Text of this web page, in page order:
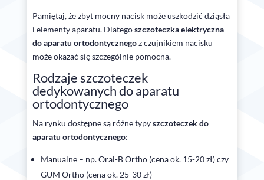
Pamiętaj, że zbyt mocny nacisk może uszkodzić dziąsła
i elementy aparatu. Dlategoszczoteczka elektryczna
do aparatu ortodontycznegoz czujnikiem nacisku
może okazać się szczególnie pomocna.
Rodzaje szczoteczek
dedykowanych do aparatu
ortodontycznego
Na rynku dostępne są różne typyszczoteczek do
aparatu ortodontycznego:
Manualne – np. Oral-B Ortho (cena ok. 15-20 zł) czy
GUM Ortho (cena ok. 25-30 zł)